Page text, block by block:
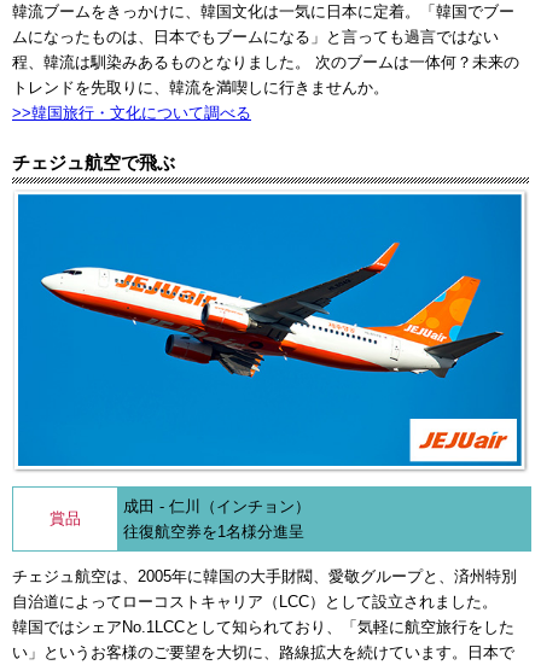
韓流ブームをきっかけに、韓国文化は一気に日本に定着。「韓国でブー
ムになったものは、日本でもブームになる」と言っても過言ではない
程、韓流は馴染みあるものとなりました。 次のブームは一体何？未来の
トレンドを先取りに、韓流を満喫しに行きませんか。
>>韓国旅行・文化について調べる
チェジュ航空で飛ぶ
賞品
成田 - 仁川（インチョン）
往復航空券を1名様分進呈
チェジュ航空は、2005年に韓国の大手財閥、愛敬グループと、済州特別
自治道によってローコストキャリア（LCC）として設立されました。
韓国ではシェアNo.1LCCとして知られており、「気軽に航空旅行をした
い」というお客様のご要望を大切に、路線拡大を続けています。日本で